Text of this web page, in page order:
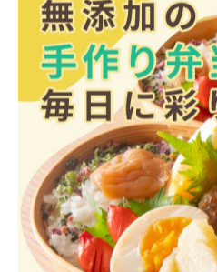
ヘルシー
1人
最近の投稿